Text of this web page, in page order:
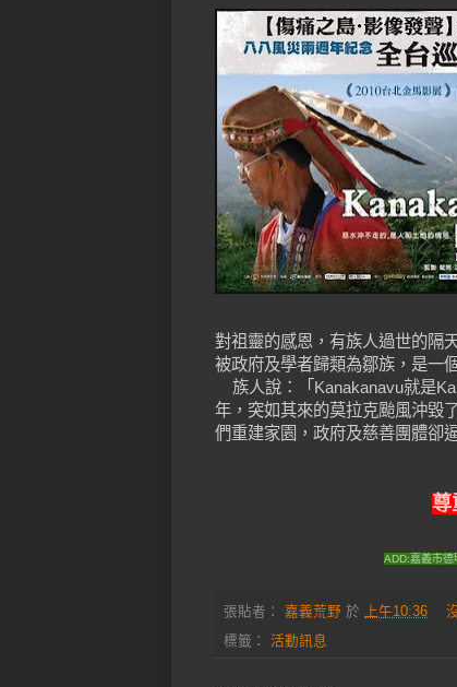
對祖靈的感恩，有族人過世的隔
被政府及學者歸類為鄒族，是一
族人說：「Kanakanavu就是
年，突如其來的莫拉克颱風沖毀
們重建家園，政府及慈善團體卻
尊
ADD:嘉義
張貼者： 嘉義荒野 於 上午10:36
標籤： 活動訊息